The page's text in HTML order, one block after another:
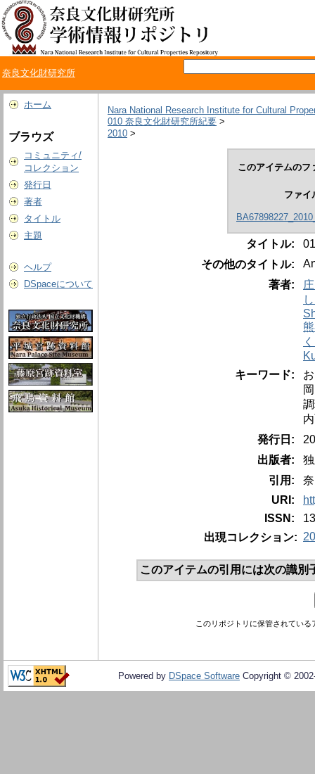
奈良文化財研究所
ホーム
ブラウズ
コミュニティ/
コレクション
発行日
著者
タイトル
主題
ヘルプ
DSpaceについて
Nara National Research Institute for Cultural
010 奈良文化財研究所紀要 >
2010 >
このアイテムのフ
ファイ
タイトル:
その他のタイトル:
著者:
キーワード:
発行日:
出版者:
引用:
URI:
ISSN:
出現コレクション:
このアイテムの引用には次の識
このリポジトリに保管されてい
Powered by DSpace Software Copyright ©